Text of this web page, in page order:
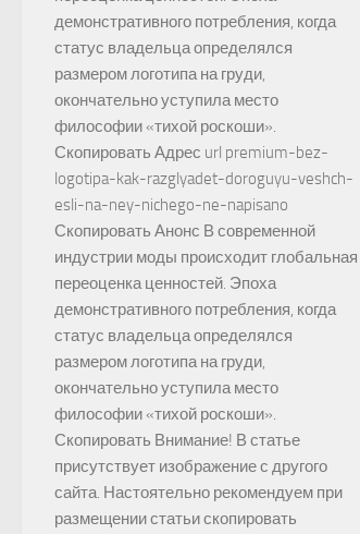
демонстративного потребления, когда
статус владельца определялся
размером логотипа на груди,
окончательно уступила место
философии «тихой роскоши».
Скопировать Адрес url premium-bez-
logotipa-kak-razglyadet-doroguyu-veshch-
esli-na-ney-nichego-ne-napisano
Скопировать Анонс В современной
индустрии моды происходит глобальная
переоценка ценностей. Эпоха
демонстративного потребления, когда
статус владельца определялся
размером логотипа на груди,
окончательно уступила место
философии «тихой роскоши».
Скопировать Внимание! В статье
присутствует изображение с другого
сайта. Настоятельно рекомендуем при
размещении статьи скопировать